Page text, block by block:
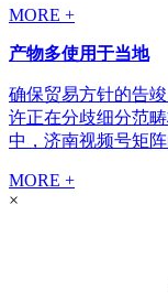
MORE +
产物多使用于当地
确保贸易方针的告
许正在分歧细分范
中，济南视频号矩
MORE +
×